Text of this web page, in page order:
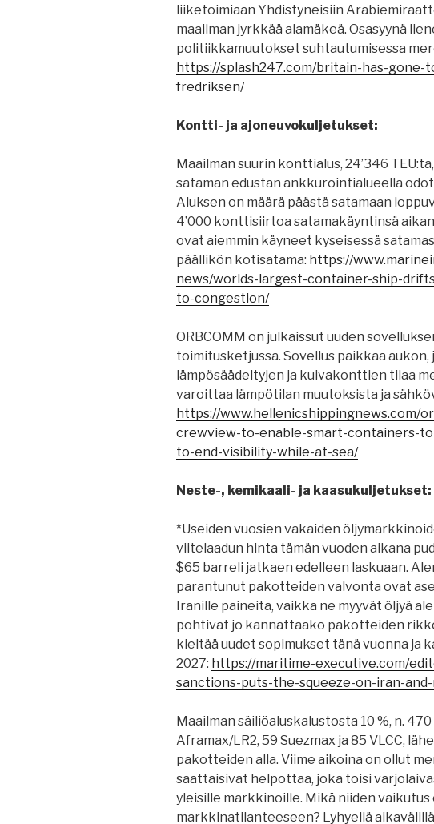
liiketoimiaan Yhdistyneisiin
maailman jyrkkää alamäkeä. Osasyynä
politiikkamuutokset suhtautumisessa
https://splash247.com/britain-has-
fredriksen/
Kontti- ja ajoneuvokuljetukset:
Maailman suurin konttialus, 24’346
sataman edustan ankkurointialueella
Aluksen on määrä päästä satamaan
4’000 konttisiirtoa satamakäyntinsä
ovat aiemmin käyneet kyseisessä
päällikön kotisatama: https://
news/worlds-largest-container-ship-
to-congestion/
ORBCOMM on julkaissut uuden
toimitusketjussa. Sovellus paikkaa
lämpösäädeltyjen ja kuivakonttien tilaa
varoittaa lämpötilan muutoksista ja
https://www.hellenicshippingnews.com/
crewview-to-enable-smart-containers-
to-end-visibility-while-at-sea/
Neste-, kemikaali- ja kaasukuljetukset:
*Useiden vuosien vakaiden
viitelaadun hinta tämän vuoden aikana
$65 barreli jatkaen edelleen laskuaan.
parantunut pakotteiden valvonta ovat
Iranille paineita, vaikka ne myyvät öljyä
pohtivat jo kannattaako pakotteiden
kieltää uudet sopimukset tänä vuonna ja
2027: https://maritime-executive.com/
sanctions-puts-the-squeeze-on-iran-and-
Maailman säiliöaluskalustosta 10 %, n. 470
Aframax/LR2, 59 Suezmax ja 85 VLCC,
pakotteiden alla. Viime aikoina on ollut
saattaisivat helpottaa, joka toisi
yleisille markkinoille. Mikä niiden vaikutus
markkinatilanteeseen? Lyhyellä